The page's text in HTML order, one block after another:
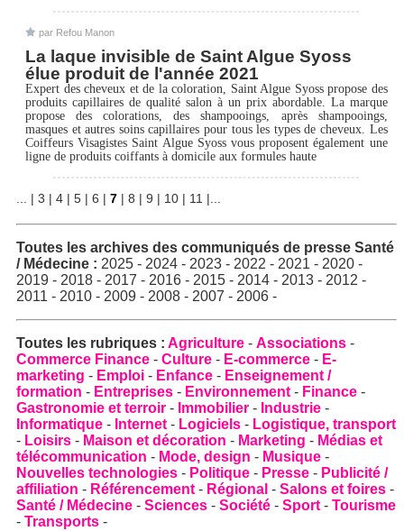
par Refou Manon
La laque invisible de Saint Algue Syoss
élue produit de l'année 2021
Expert des cheveux et de la coloration, Saint Algue Syoss propose des
produits capillaires de qualité salon à un prix abordable. La marque
propose des colorations, des shampooings, après shampooings,
masques et autres soins capillaires pour tous les types de cheveux. Les
Coiffeurs Visagistes Saint Algue Syoss vous proposent également une
ligne de produits coiffants à domicile aux formules haute
... | 3 | 4 | 5 | 6 | 7 | 8 | 9 | 10 | 11 |...
Toutes les archives des communiqués de presse Santé
/ Médecine : 2025 - 2024 - 2023 - 2022 - 2021 - 2020 -
2019 - 2018 - 2017 - 2016 - 2015 - 2014 - 2013 - 2012 -
2011 - 2010 - 2009 - 2008 - 2007 - 2006 -
Toutes les rubriques : Agriculture - Associations -
Commerce Finance - Culture - E-commerce - E-
marketing - Emploi - Enfance - Enseignement /
formation - Entreprises - Environnement - Finance -
Gastronomie et terroir - Immobilier - Industrie -
Informatique - Internet - Logiciels - Logistique, transport
- Loisirs - Maison et décoration - Marketing - Médias et
télécommunication - Mode, design - Musique -
Nouvelles technologies - Politique - Presse - Publicité /
affiliation - Référencement - Régional - Salons et foires -
Santé / Médecine - Sciences - Société - Sport - Tourisme
- Transports -